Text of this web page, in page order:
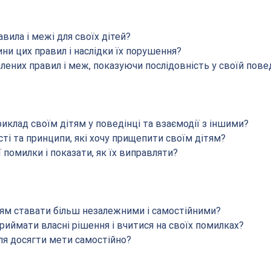
і межі для своїх дітей?
цих правил і наслідки їх порушення?
правил і меж, показуючи послідовність у своїй
своїм дітям у поведінці та взаємодії з іншими?
та принципи, які хочу прищепити своїм дітям?
і показати, як їх виправляти?
ставати більш незалежними і самостійними?
власні рішення і вчитися на своїх помилках?
досягти мети самостійно?